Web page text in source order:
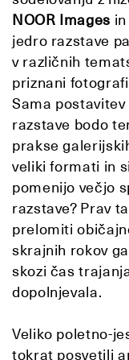
NOOR Images
jedro razstave
v različnih
priznani
Sama
razstave bodo
prakse
veliki formati in
pomenijo večjo
razstave? Prav
prelomiti
skrajnih rokov
skozi čas
dopolnjevala.
Veliko poletno-
tokrat posvetili